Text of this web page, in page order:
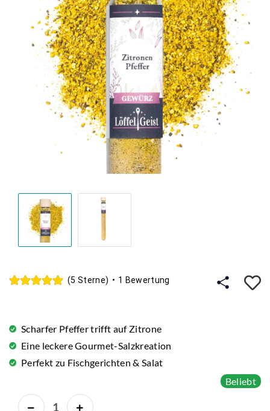
(5 Sterne) • 1 Bewertung
Scharfer Pfeffer trifft auf Zitrone
Eine leckere Gourmet-Salzkreation
Perfekt zu Fischgerichten & Salat
Beliebt